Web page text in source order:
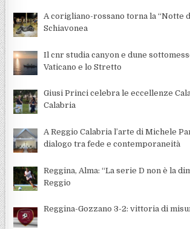
A corigliano-rossano torna la “Notte
Schiavonea
Il cnr studia canyon e dune
Vaticano e lo Stretto
Giusi Princi celebra le eccellenze
Calabria
A Reggio Calabria l’arte di Michele
dialogo tra fede e contemporaneità
Reggina, Alma: “La serie D non è la
Reggio
Reggina-Gozzano 3-2: vittoria di